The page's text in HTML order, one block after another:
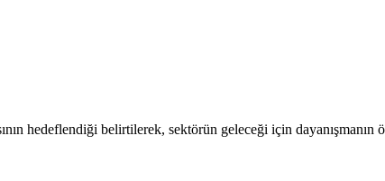
hedeflendiği belirtilerek, sektörün geleceği için